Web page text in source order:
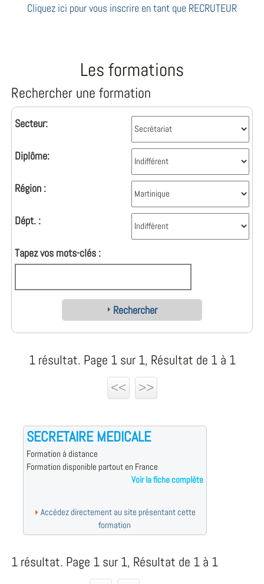
Cliquez ici pour vous inscrire en tant que RECRUTEUR
Les formations
Rechercher une formation
Secteur:
Diplôme:
Région :
Dépt. :
Tapez vos mots-clés :
Rechercher
1 résultat. Page 1 sur 1, Résultat de 1 à 1
<<
>>
SECRETAIRE MEDICALE
Formation à distance
Formation disponible partout en France
Voir la fiche complète
Accédez directement au site présentant cette
formation
1 résultat. Page 1 sur 1, Résultat de 1 à 1